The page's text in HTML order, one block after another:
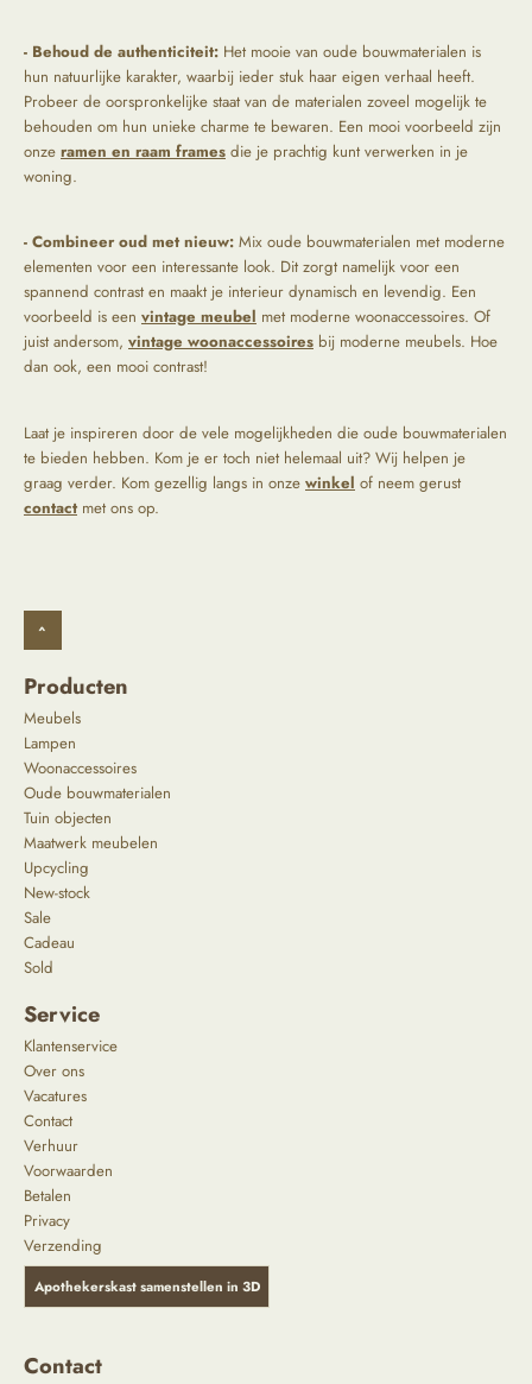
- Behoud de authenticiteit: Het mooie van oude bouwmaterialen is
hun natuurlijke karakter, waarbij ieder stuk haar eigen verhaal heeft.
Probeer de oorspronkelijke staat van de materialen zoveel mogelijk te
behouden om hun unieke charme te bewaren. Een mooi voorbeeld zijn
onze ramen en raam frames die je prachtig kunt verwerken in je
woning.
- Combineer oud met nieuw: Mix oude bouwmaterialen met moderne
elementen voor een interessante look. Dit zorgt namelijk voor een
spannend contrast en maakt je interieur dynamisch en levendig. Een
voorbeeld is een vintage meubel met moderne woonaccessoires. Of
juist andersom, vintage woonaccessoires bij moderne meubels. Hoe
dan ook, een mooi contrast!
Laat je inspireren door de vele mogelijkheden die oude bouwmaterialen
te bieden hebben. Kom je er toch niet helemaal uit? Wij helpen je
graag verder. Kom gezellig langs in onze winkel of neem gerust
contact met ons op.
^
Producten
Meubels
Lampen
Woonaccessoires
Oude bouwmaterialen
Tuin objecten
Maatwerk meubelen
Upcycling
New-stock
Sale
Cadeau
Sold
Service
Klantenservice
Over ons
Vacatures
Contact
Verhuur
Voorwaarden
Betalen
Privacy
Verzending
Apothekerskast samenstellen in 3D
Contact